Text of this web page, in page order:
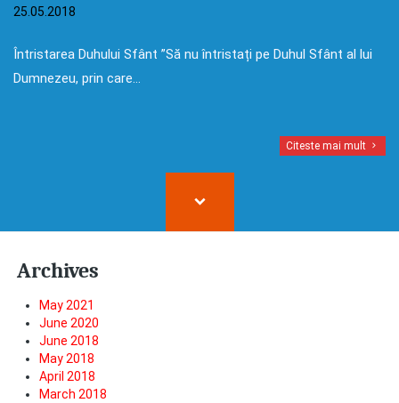
25.05.2018
Întristarea Duhului Sfânt ”Să nu întristați pe Duhul Sfânt al lui
Dumnezeu, prin care…
Citeste mai mult
Archives
May 2021
June 2020
June 2018
May 2018
April 2018
March 2018